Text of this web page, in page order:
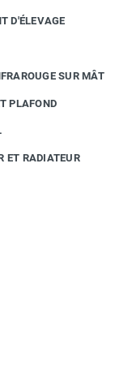
D'ÉLEVAGE
SUR MÂT
PLAFOND
ET RADIATEUR